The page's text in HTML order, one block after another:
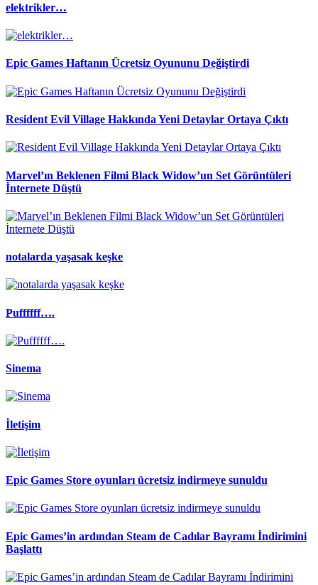
elektrikler…
Epic Games Haftanın Ücretsiz Oyununu Değiştirdi
Resident Evil Village Hakkında Yeni Detaylar Ortaya Çıktı
Marvel’ın Beklenen Filmi Black Widow’un Set Görüntüleri
İnternete Düştü
notalarda yaşasak keşke
Puffffff….
Sinema
İletişim
Epic Games Store oyunları ücretsiz indirmeye sunuldu
Epic Games’in ardından Steam de Cadılar Bayramı İndirimini
Başlattı